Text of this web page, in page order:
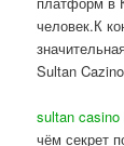
человек.К
Sultan
sultan casino
чём секрет